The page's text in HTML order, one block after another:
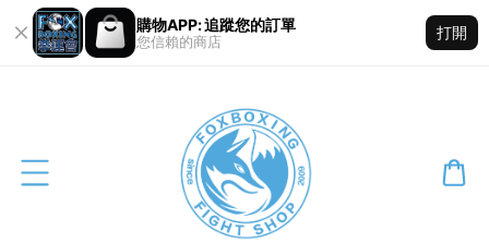
購物APP: 追蹤您的訂單
您信賴的商店
打開